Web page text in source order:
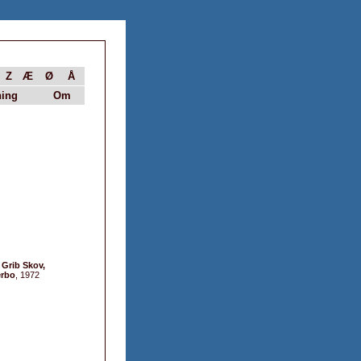
Z Æ Ø
Å
Om
Skov,
, 1972